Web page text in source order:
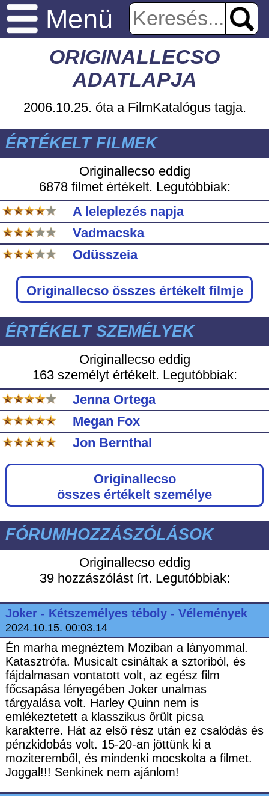
Menü
ORIGINALLECSO
ADATLAPJA
2006.10.25. óta a FilmKatalógus tagja.
ÉRTÉKELT FILMEK
Originallecso eddig
6878 filmet értékelt. Legutóbbiak:
A leleplezés napja
Vadmacska
Odüsszeia
Originallecso összes értékelt filmje
ÉRTÉKELT SZEMÉLYEK
Originallecso eddig
163 személyt értékelt. Legutóbbiak:
Jenna Ortega
Megan Fox
Jon Bernthal
Originallecso
összes értékelt személye
FÓRUMHOZZÁSZÓLÁSOK
Originallecso eddig
39 hozzászólást írt. Legutóbbiak:
Joker - Kétszemélyes téboly - Vélemények
2024.10.15. 00:03.14
Én marha megnéztem Moziban a lányommal.
Katasztrófa. Musicalt csináltak a sztoriból, és
fájdalmasan vontatott volt, az egész film
főcsapása lényegében Joker unalmas
tárgyalása volt. Harley Quinn nem is
emlékeztetett a klasszikus őrült picsa
karakterre. Hát az első rész után ez csalódás és
pénzkidobás volt. 15-20-an jöttünk ki a
moziteremből, és mindenki mocskolta a filmet.
Joggal!!! Senkinek nem ajánlom!